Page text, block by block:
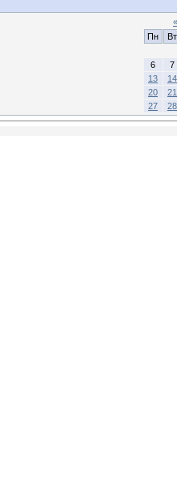
«
Пн
Вт
6
7
13
14
20
21
27
28